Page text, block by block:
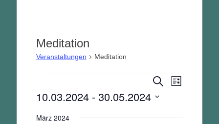
Meditation
Veranstaltungen Meditation
und
Suche
Ansichten-
Liste
10.03.2024 - 30.05.2024
wählen.
März 2024